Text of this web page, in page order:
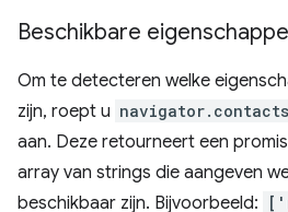
Beschikbare
Om te detecteren welke
zijn, roept u
aan. Deze retourneert een
array van strings die aangeven
beschikbaar zijn. Bijvoorbeeld: